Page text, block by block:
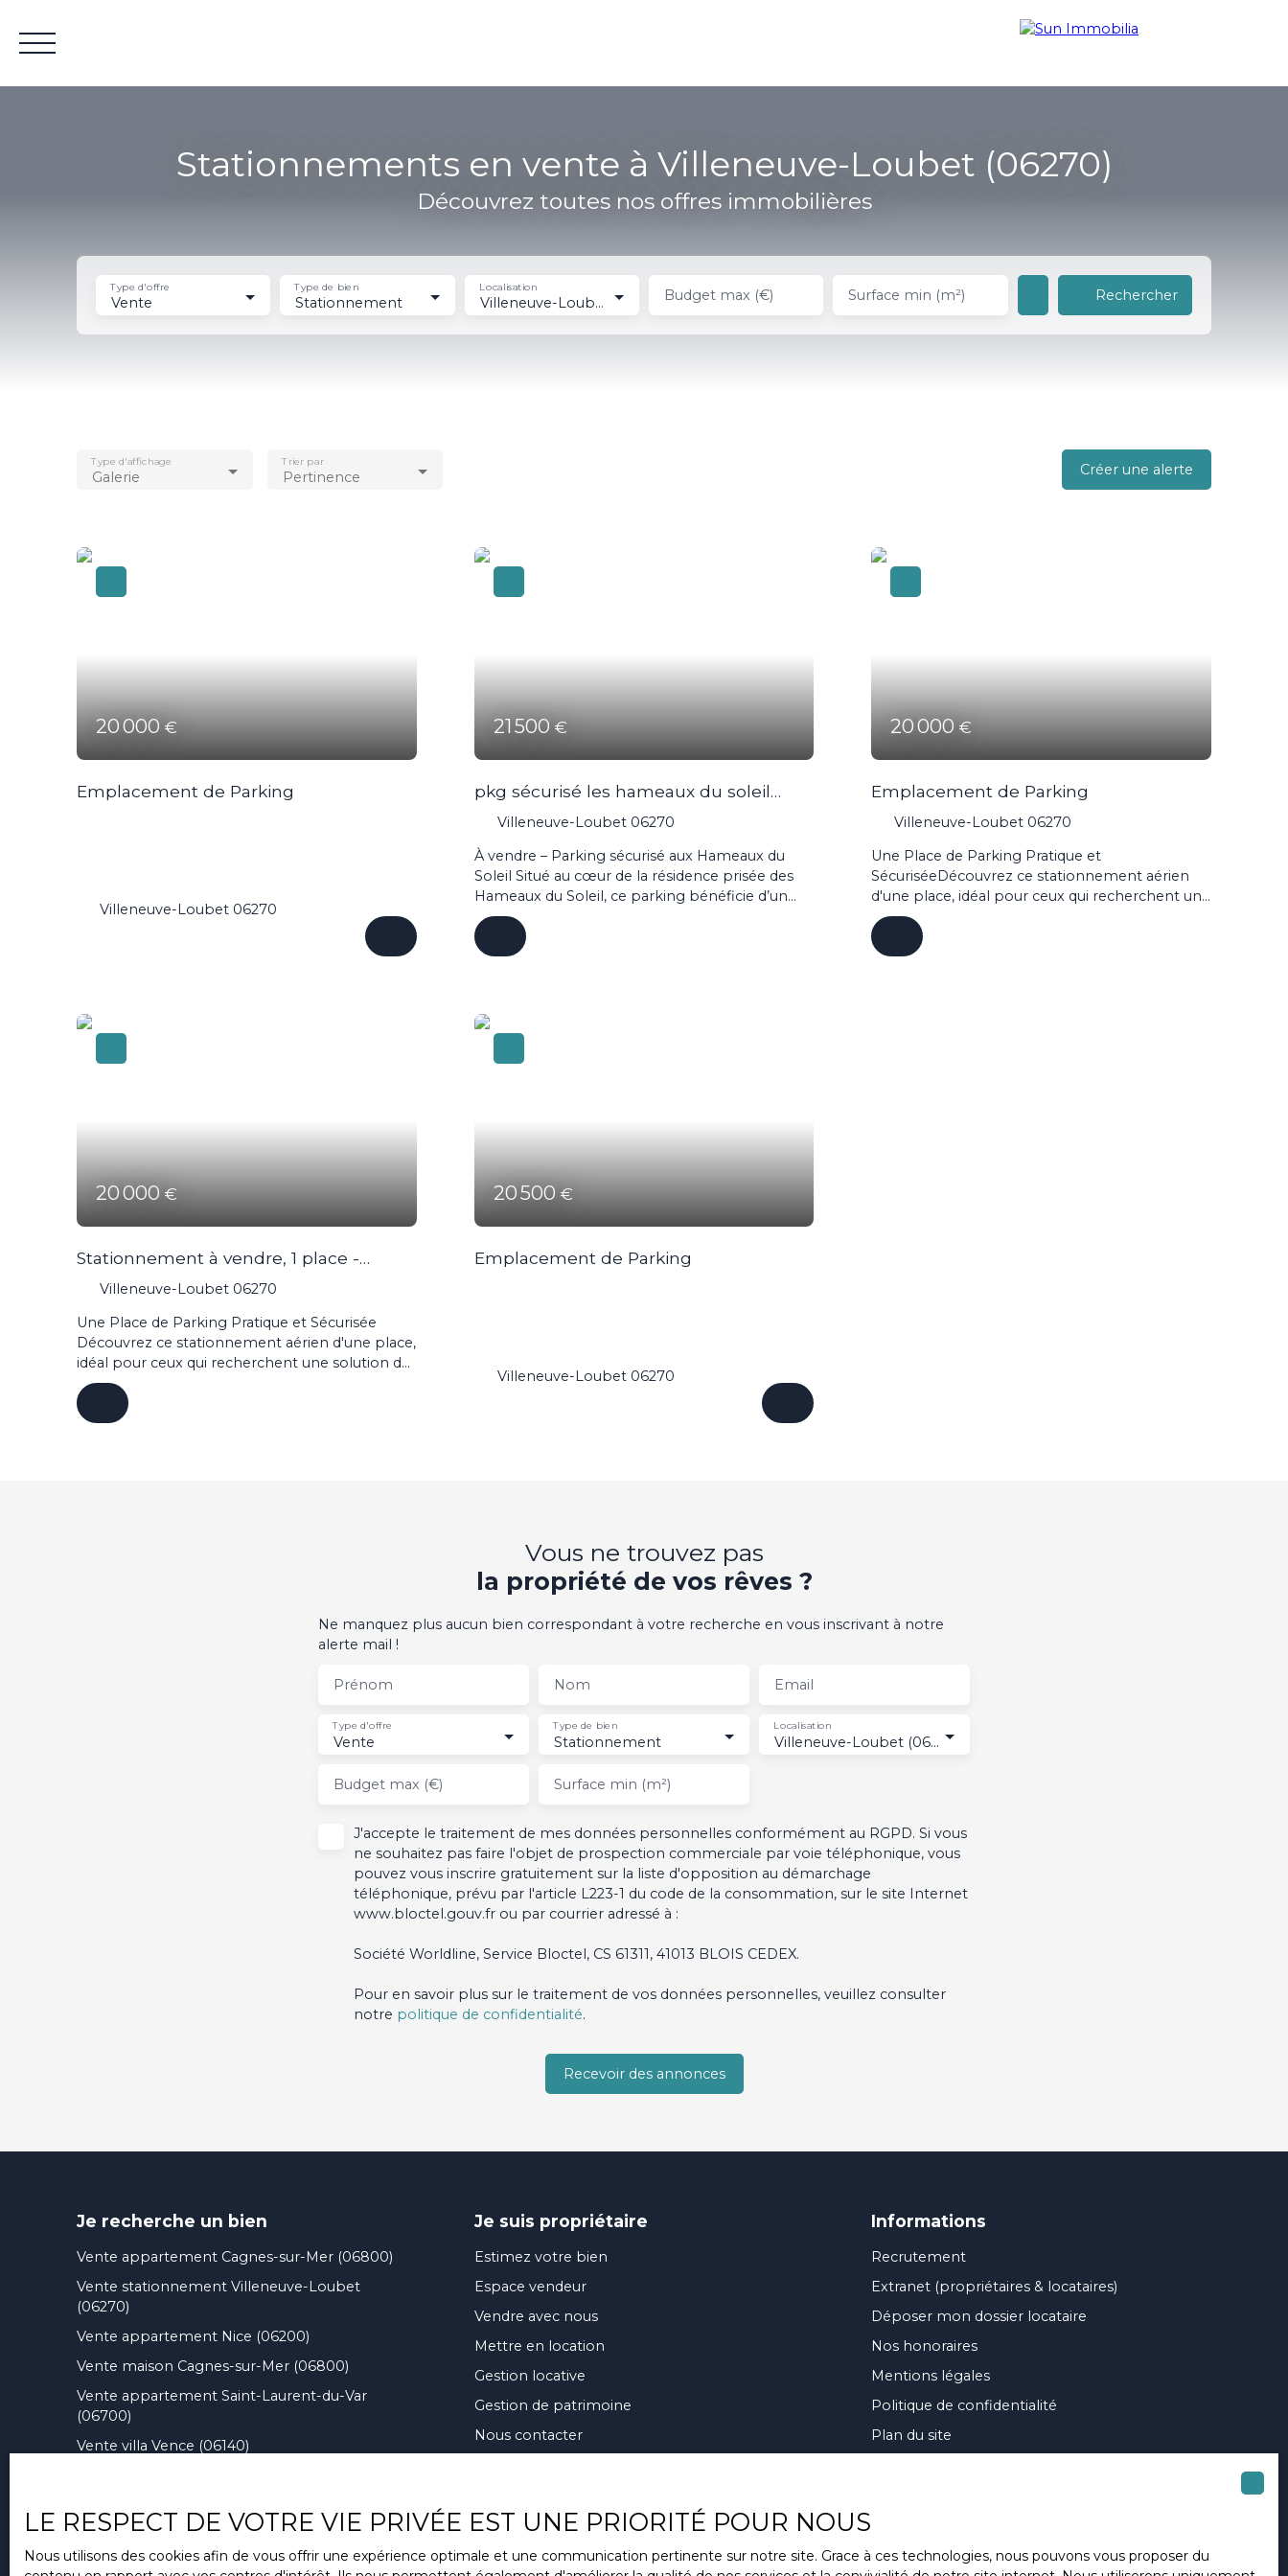
Stationnements en vente à Villeneuve-Loubet (06270)
Découvrez toutes nos offres immobilières
Vente
Type d'offre
Stationnement
Type de bien
Villeneuve-Loubet (06270)
Localisation Budget max (€) Surface min (m²) Rechercher
Galerie
Type d'affichage
Pertinence
Trier par Créer une alerte
20 000€
Emplacement de Parking
Villeneuve-Loubet 06270
21 500€
pkg sécurisé les hameaux du soleil
place centrale
Villeneuve-Loubet 06270
À vendre – Parking sécurisé aux Hameaux du
Soleil Situé au cœur de la résidence prisée des
Hameaux du Soleil, ce parking bénéficie d’un
emplacement stratégique et recherché.
Sécurisé par vidéosurveillance 24h/24 et
présence de gardiens, il offre une tranquillité
vous profitez d’un accès immédiat à tous les
commerces, au pool house, aux activités de la
résidence ainsi qu’aux différentes sociétés
20 000€
Emplacement de Parking
Villeneuve-Loubet 06270
Une Place de Parking Pratique et
SécuriséeDécouvrez ce stationnement aérien
d'une place, idéal pour ceux qui recherchent une
solution de parking pratique et sécurisée. Situé
dans un emplacement privilégié, ce parking
vous offre la tranquillité d'esprit de savoir que
20 000€
Stationnement à vendre, 1 place -
Villeneuve-Loubet 06270
Villeneuve-Loubet 06270
Une Place de Parking Pratique et Sécurisée
Découvrez ce stationnement aérien d'une place,
idéal pour ceux qui recherchent une solution de
parking pratique et sécurisée. Situé dans un
emplacement privilégié, ce parking vous offre la
tranquillité d'esprit de savoir que votre véhicule
sécuriser votre véhicule dans un environnement
sûr et bien entretenu. Contactez-nous dès
20 500€
Emplacement de Parking
Villeneuve-Loubet 06270
Vous ne trouvez pas
la propriété de vos rêves ?
Ne manquez plus aucun bien correspondant à votre recherche en vous inscrivant à notre
alerte mail !
Prénom Nom Email
Vente
Type d'offre
Stationnement
Type de bien
Villeneuve-Loubet (06270)
Localisation
Budget max (€) Surface min (m²)
J'accepte le traitement de mes données personnelles conformément au RGPD. Si vous
ne souhaitez pas faire l'objet de prospection commerciale par voie téléphonique, vous
pouvez vous inscrire gratuitement sur la liste d'opposition au démarchage
téléphonique, prévu par l'article L223-1 du code de la consommation, sur le site Internet
www.bloctel.gouv.fr ou par courrier adressé à :
Société Worldline, Service Bloctel, CS 61311, 41013 BLOIS CEDEX.
Pour en savoir plus sur le traitement de vos données personnelles, veuillez consulter
notre politique de confidentialité.
Recevoir des annonces
Je recherche un bien
Vente appartement Cagnes-sur-Mer (06800)
Vente stationnement Villeneuve-Loubet
(06270)
Vente appartement Nice (06200)
Vente maison Cagnes-sur-Mer (06800)
Vente appartement Saint-Laurent-du-Var
(06700)
Vente villa Vence (06140)
Je suis propriétaire
Estimez votre bien
Espace vendeur
Vendre avec nous
Mettre en location
Gestion locative
Gestion de patrimoine
Nous contacter
Informations
Recrutement
Extranet (propriétaires & locataires)
Déposer mon dossier locataire
Nos honoraires
Mentions légales
Politique de confidentialité
Plan du site
LE RESPECT DE VOTRE VIE PRIVÉE EST UNE PRIORITÉ POUR NOUS
Nous utilisons des cookies afin de vous offrir une expérience optimale et une communication pertinente sur notre site. Grace à ces technologies, nous pouvons vous proposer du